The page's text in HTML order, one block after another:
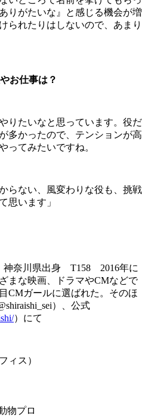
りがたいな』と感じる機会が増
られたりはしないので、あまり
お仕事は？
りたいなと思っています。役だ
多かったので、テンションが高
ってみたいですね。
らない、風変わりな役も、挑戦
思います」
奈川県出身 T158 2016年に
まな映画、ドラマやCMなどで
CMガールに選ばれた。そのほ
）、公式
）にて
ィス）
物プロ